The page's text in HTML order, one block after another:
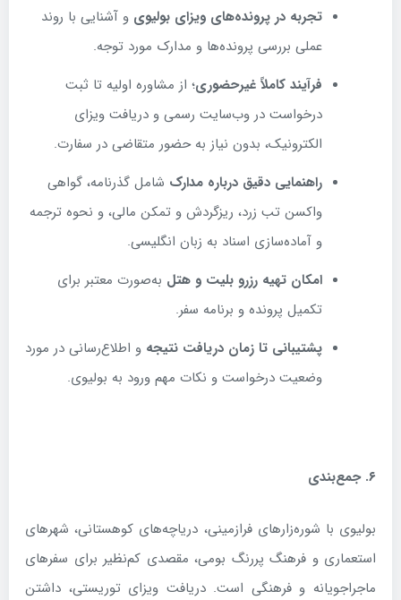
تجربه در پرونده‌های ویزای بولیوی و آشنایی با روند
عملی بررسی پرونده‌ها و مدارک مورد توجه.
فرآیند کاملاً غیرحضوری؛ از مشاوره اولیه تا ثبت
درخواست در وب‌سایت رسمی و دریافت ویزای
الکترونیک، بدون نیاز به حضور متقاضی در سفارت.
راهنمایی دقیق درباره مدارک شامل گذرنامه، گواهی
واکسن تب زرد، ریزگردش و تمکن مالی، و نحوه ترجمه
و آماده‌سازی اسناد به زبان انگلیسی.
امکان تهیه رزرو بلیت و هتل به‌صورت معتبر برای
تکمیل پرونده و برنامه سفر.
پشتیبانی تا زمان دریافت نتیجه و اطلاع‌رسانی در مورد
وضعیت درخواست و نکات مهم ورود به بولیوی.
۶.جمع‌بندی
بولیوی با شوره‌زارهای فرازمینی، دریاچه‌های کوهستانی، شهرهای
استعماری و فرهنگ پررنگ بومی، مقصدی کم‌نظیر برای سفرهای
ماجراجویانه و فرهنگی است. دریافت ویزای توریستی، داشتن